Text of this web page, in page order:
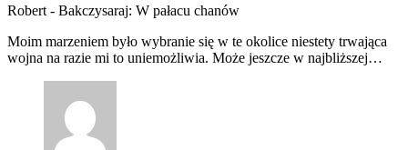
Robert - Bakczysaraj: W pałacu chanów
Moim marzeniem było wybranie się w te okolice niestety trwająca
wojna na razie mi to uniemożliwia. Może jeszcze w najbliższej…